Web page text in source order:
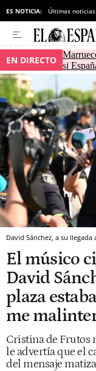
ES NOTICIA: Últimas noticias
EN DIRECTO si
David Sánchez, a su llegada
El músico
David
plaza
me
Cristina de Frutos
le advertía que el
del mensaje